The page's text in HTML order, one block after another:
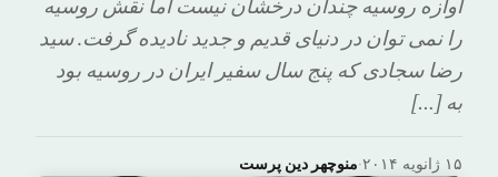
آوازه روسیه چندان درخشان نیست اما نقش روسیه
را نمی توان در دنیای قدیم و جدید نادیده گرفت. سید
رضا سجادی که پنج سال سفیر ایران در روسیه بود
به […]
منوچهر دین پرست· ۱۵ ژانویه ۲۰۱۴